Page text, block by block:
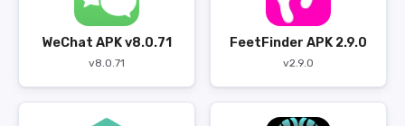
WeChat APK v8.0.71
v8.0.71
FeetFinder APK 2.9.0
v2.9.0